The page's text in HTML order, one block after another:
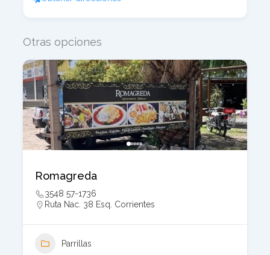
Otras opciones
Romagreda
3548 57-1736
Ruta Nac. 38 Esq. Corrientes
Parrillas